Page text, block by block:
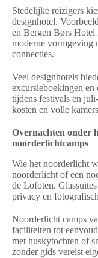
Stedelijke reizigers
designhotel.
en Bergen Børs Hotel
moderne vormgeving
connecties.
Veel designhotels
excursieboekingen
tijdens festivals en
kosten en volle
Overnachten onder
noorderlichtcamps
Wie het noorderlicht
noorderlicht of een
de Lofoten.
privacy en
Noorderlicht camps
faciliteiten tot
met huskytochten of
zonder gids vereist